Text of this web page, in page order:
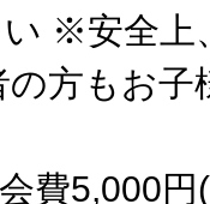
※安全上
方もお子
会費5,000